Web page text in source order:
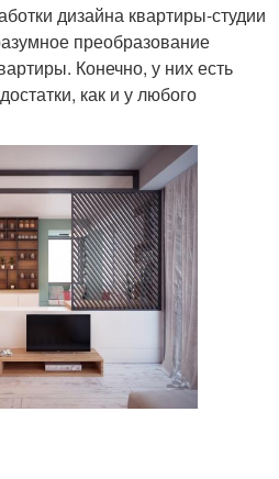
дизайна квартиры-студии
преобразование
Конечно, у них есть
как и у любого